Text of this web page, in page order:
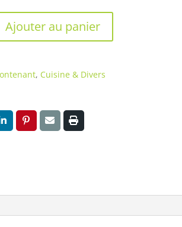
Ajouter au panier
, Cuisine & Divers